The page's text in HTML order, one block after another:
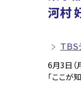
河村
ＴＢ
6月3日（
「ここが